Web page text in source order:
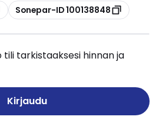
Kopioi
Sonepar-ID 100138848
tili tarkistaaksesi hinnan ja
Kirjaudu